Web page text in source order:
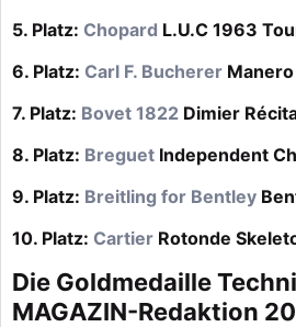
5. Platz: Chopard L.U.C 1963
6. Platz: Carl F. Bucherer
7. Platz: Bovet 1822 Dimier
8. Platz: Breguet Independent
9. Platz: Breitling for Bentley
10. Platz: Cartier Rotonde
Die Goldmedaille
MAGAZIN-Redaktion